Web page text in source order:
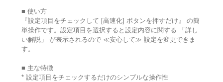
■ 使い方
『設定項目をチェックして [高速化] ボタンを押すだけ』 の簡
単操作です。設定項目を選択すると設定内容に関する 「詳し
い解説」 が表示されるので ≪安心して≫ 設定を変更できま
す。
■ 主な特徴
* 設定項目をチェックするだけのシンプルな操作性